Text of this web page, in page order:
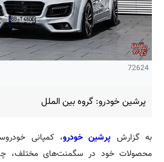
72624
پرشین خودرو: گروه بین الملل
به گزارش پرشین خودرو، کمپانی
محصولات خود در سگمنت‌های مختلف،